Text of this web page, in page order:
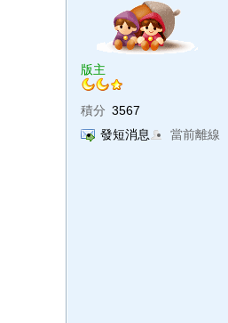
版主
積分 3567
發短消息
當前離線